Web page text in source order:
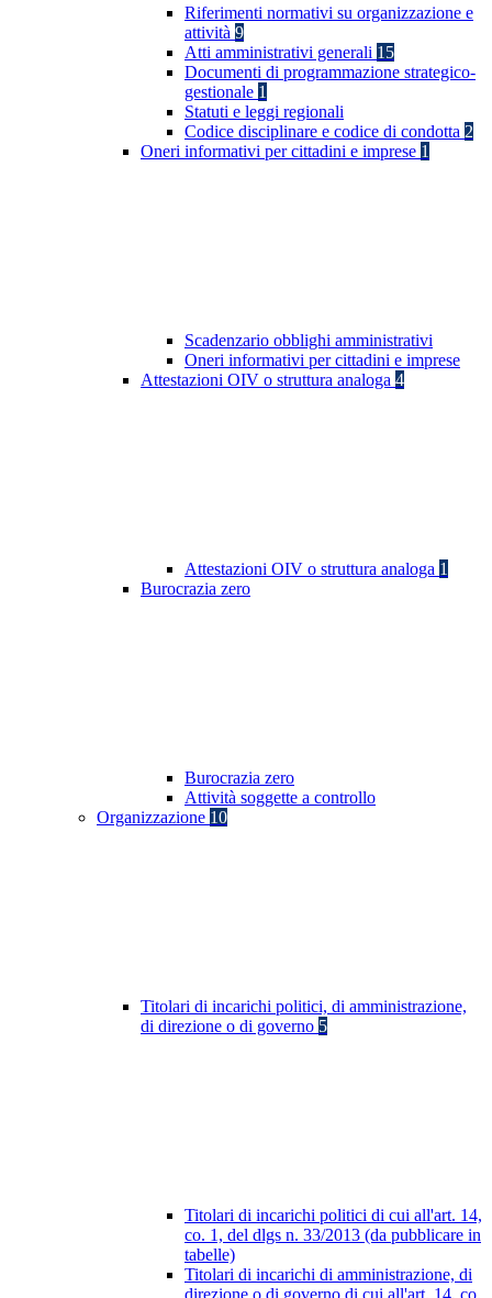
Riferimenti normativi su organizzazione e
attività 9
Atti amministrativi generali 15
Documenti di programmazione strategico-
gestionale 1
Statuti e leggi regionali
Codice disciplinare e codice di condotta 2
Oneri informativi per cittadini e imprese 1
Scadenzario obblighi amministrativi
Oneri informativi per cittadini e imprese
Attestazioni OIV o struttura analoga 4
Attestazioni OIV o struttura analoga 1
Burocrazia zero
Burocrazia zero
Attività soggette a controllo
Organizzazione 10
Titolari di incarichi politici, di amministrazione,
di direzione o di governo 5
Titolari di incarichi politici di cui all'art. 14,
co. 1, del dlgs n. 33/2013 (da pubblicare in
tabelle)
Titolari di incarichi di amministrazione, di